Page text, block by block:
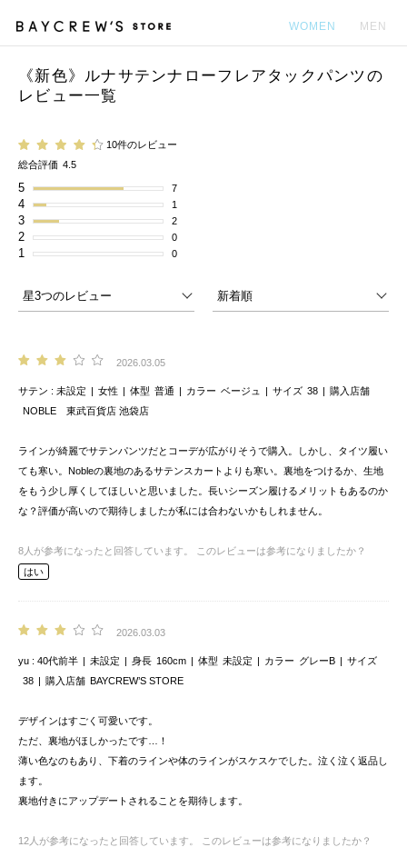
WOMEN MEN
《新色》ルナサテンナローフレアタックパンツの
レビュー一覧
10件のレビュー
総合評価 4.5
5 7
4 1
3 2
2 0
1 0
2026.03.05
サテン 未設定 女性 体型 普通 カラー ベージュ サイズ 38
購入店舗
NOBLE 東武百貨店 池袋店
ラインが綺麗でサテンパンツだとコーデが広がりそうで購入。しかし、タイツ履い
ても寒い。Nobleの裏地のあるサテンスカートよりも寒い。裏地をつけるか、生地
をもう少し厚くしてほしいと思いました。長いシーズン履けるメリットもあるのか
な？評価が高いので期待しましたが私には合わないかもしれません。
8 人が参考になったと回答しています。
このレビューは参考になりましたか？
はい
2026.03.03
yu 40代前半 未設定 身長 160cm 体型 未設定 カラー グレーB
サイズ
38
購入店舗 BAYCREW’S STORE
デザインはすごく可愛いです。
ただ、裏地がほしかったです…！
薄い色なのもあり、下着のラインや体のラインがスケスケでした。泣く泣く返品し
ます。
裏地付きにアップデートされることを期待します。
12 人が参考になったと回答しています。
このレビューは参考になりましたか？